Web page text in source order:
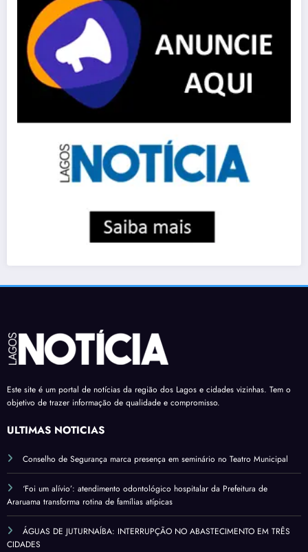
Este site é um portal de notícias da região dos Lagos e cidades vizinhas. Tem o
objetivo de trazer informação de qualidade e compromisso.
ÚLTIMAS NOTÍCIAS
Conselho de Segurança marca presença em seminário no Teatro Municipal
‘Foi um alívio’: atendimento odontológico hospitalar da Prefeitura de
Araruama transforma rotina de famílias atípicas
ÁGUAS DE JUTURNAÍBA: INTERRUPÇÃO NO ABASTECIMENTO EM TRÊS
CIDADES